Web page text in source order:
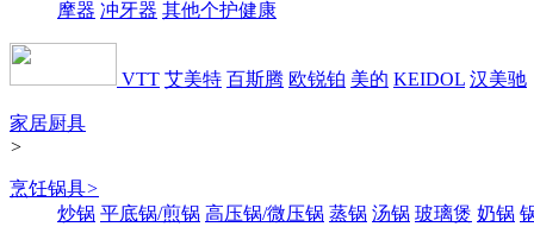
摩器 冲牙器 其他个护健康
VTT 艾美特 百斯腾 欧锐铂 美的 KEIDOL 汉美驰
家居厨具
>
烹饪锅具>
炒锅 平底锅/煎锅 高压锅/微压锅 蒸锅 汤锅 玻璃煲 奶锅